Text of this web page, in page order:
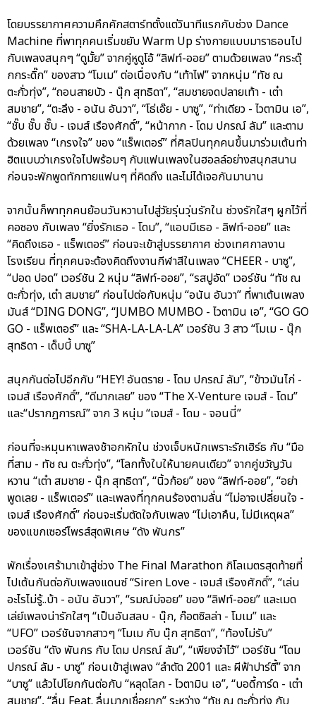
โดยบรรยากาศความคึกคักสตาร์ทตั้งแต่วินาทีแรกกับช่วง Dance
Machine ที่พาทุกคนเริ่มขยับ Warm Up ร่างกายแบบมาราธอนไป
กับเพลงสนุกๆ “ดูมั้ย” จากคู่หูดูโอ้ “ลิฟท์-ออย” ตามด้วยเพลง “กระดุ๊
กกระดิ๊ก” ของสาว “โมเม” ต่อเนื่องกับ “เท้าไฟ” จากหนุ่ม “ทัช ณ
ตะกั่วทุ่ง”, “ถอนสายบัว - นุ๊ก สุทธิดา”, “สมชายจดปลายเท้า - เต๋า
สมชาย”, “ตะลึง - อนัน อันวา”, “โธ่เอ๊ย - บาซู”, “ท่าเดียว - ไวตามิน เอ”,
“ชั๊บ ชั๊บ ชั๊บ - เจมส์ เรืองศักดิ์”, “หน้ากาก - โดม ปกรณ์ ลัม” และตาม
ด้วยเพลง “เกรงใจ” ของ “แร็พเตอร์” ที่ศิลปินทุกคนขึ้นมาร่วมเต้นท่า
ฮิตแบบว่าเกรงใจไปพร้อมๆ กับแฟนเพลงในฮอลล์อย่างสนุกสนาน
ก่อนจะพักพูดทักทายแฟนๆ ที่คิดถึง และไม่ได้เจอกันมานาน
จากนั้นก็พาทุกคนย้อนวันหวานไปสู่วัยรุ่นวุ่นรักใน ช่วงรักใสๆ ผูกไว้ที่
คอซอง กับเพลง “ยิ่งรักเธอ - โดม”, “แอบมีเธอ - ลิฟท์-ออย” และ
“คิดถึงเธอ - แร็พเตอร์” ก่อนจะเข้าสู่บรรยากาศ ช่วงเทศกาลงาน
โรงเรียน ที่ทุกคนจะต้องคิดถึงงานกีฬาสีในเพลง “CHEER - บาซู”,
“ปอด ปอด” เวอร์ชัน 2 หนุ่ม “ลิฟท์-ออย”, “รสปูอัด” เวอร์ชัน “ทัช ณ
ตะกั่วทุ่ง, เต๋า สมชาย” ก่อนไปต่อกับหนุ่ม “อนัน อันวา” ที่พาเต้นเพลง
มันส์ “DING DONG”, “JUMBO MUMBO - ไวตามิน เอ”, “GO GO
GO - แร็พเตอร์” และ “SHA-LA-LA-LA” เวอร์ชัน 3 สาว “โมเม - นุ๊ก
สุทธิดา - เด็บบี้ บาซู”
สนุกกันต่อไปอีกกับ “HEY! อันตราย - โดม ปกรณ์ ลัม”, “ข้าวมันไก่ -
เจมส์ เรืองศักดิ์”, “ดีมากเลย” ของ “The X-Venture เจมส์ - โดม”
และ“ปรากฏการณ์” จาก 3 หนุ่ม “เจมส์ - โดม - จอนนี่”
ก่อนที่จะหมุนหาเพลงช้าอกหักใน ช่วงเจ็บหนักเพราะรักเฮิร์ธ กับ “มือ
ที่สาม - ทัช ณ ตะกั่วทุ่ง”, “โลกทั้งใบให้นายคนเดียว” จากคู่ขวัญวัน
หวาน “เต๋า สมชาย - นุ๊ก สุทธิดา”, “นิ้วก้อย” ของ “ลิฟท์-ออย”, “อย่า
พูดเลย - แร็พเตอร์” และเพลงที่ทุกคนร้องตามลั่น “ไม่อาจเปลี่ยนใจ -
เจมส์ เรืองศักดิ์” ก่อนจะเริ่มตัดใจกับเพลง “ไม่เอาคืน, ไม่มีเหตุผล”
ของแขกเซอร์ไพรส์สุดพิเศษ “ดัง พันกร”
พักเรื่องเศร้ามาเข้าสู่ช่วง The Final Marathon กิโลเมตรสุดท้ายที่
ไปเต้นกันต่อกับเพลงแดนซ์ “Siren Love - เจมส์ เรืองศักดิ์”, “เล่น
อะไรไม่รู้..บ้า - อนัน อันวา”, “รมณ์บ่จอย” ของ “ลิฟท์-ออย” และเมด
เล่ย์เพลงน่ารักใสๆ “เป็นอันสลบ - นุ๊ก, ก๊อตซิลล่า - โมเม” และ
“UFO” เวอร์ชันจากสาวๆ “โมเม กับ นุ๊ก สุทธิดา”, “ท้องไม่รับ”
เวอร์ชัน “ดัง พันกร กับ โดม ปกรณ์ ลัม”, “เพียงจำไว้” เวอร์ชัน “โดม
ปกรณ์ ลัม - บาซู” ก่อนเข้าสู่เพลง “ลำตัด 2001 และ ผีฟ้าปาร์ตี้” จาก
“บาซู” แล้วไปโยกกันต่อกับ “หลุดโลก - ไวตามิน เอ”, “บอดี้การ์ด - เต๋า